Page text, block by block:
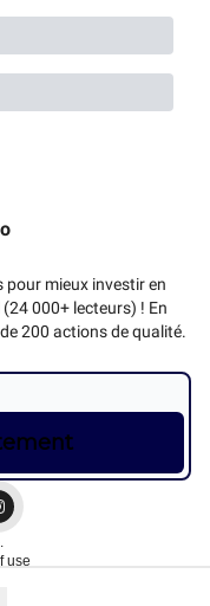
mieux investir en
000+ lecteurs) ! En
200 actions de qualité.
use